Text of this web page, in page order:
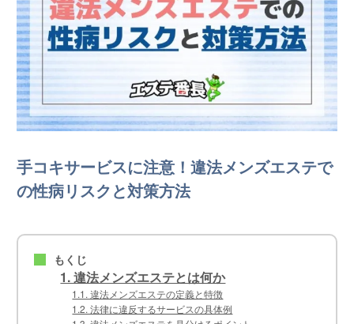
手コキサービスに注意！違法メンズエステで
の性病リスクと対策方法
■ もくじ
1. 違法メンズエステとは何か
1.1. 違法メンズエステの定義と特徴
1.2. 法律に違反するサービスの具体例